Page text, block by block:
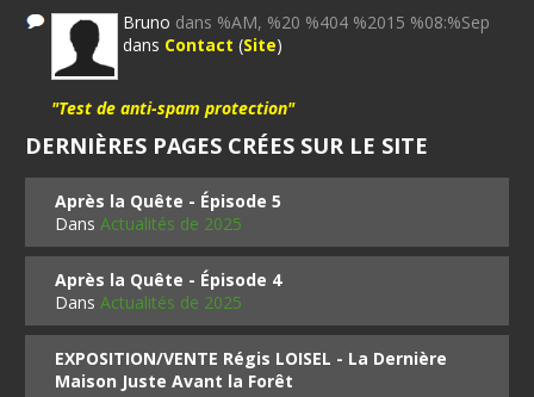
Bruno dans %AM, %20 %404 %2015 %08:%Sep
dans Contact (Site)
"Test de anti-spam protection"
DERNIÈRES PAGES CRÉES SUR LE SITE
Après la Quête - Épisode 5
DansActualités de 2025
Après la Quête - Épisode 4
DansActualités de 2025
EXPOSITION/VENTE Régis LOISEL - La Dernière
Maison Juste Avant la Forêt